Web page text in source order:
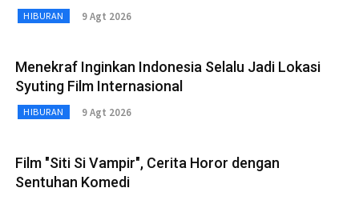
HIBURAN 9 Agt 2026
Menekraf Inginkan Indonesia Selalu Jadi Lokasi
Syuting Film Internasional
HIBURAN 9 Agt 2026
Film "Siti Si Vampir", Cerita Horor dengan
Sentuhan Komedi